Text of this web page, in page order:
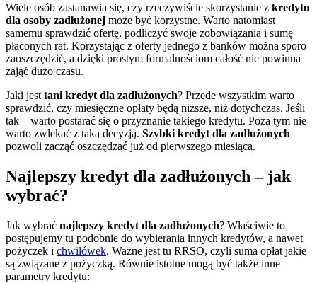
Wiele osób zastanawia się, czy rzeczywiście skorzystanie z kredytu
dla osoby zadłużonej może być korzystne. Warto natomiast
samemu sprawdzić ofertę, podliczyć swoje zobowiązania i sumę
płaconych rat. Korzystając z oferty jednego z banków można sporo
zaoszczędzić, a dzięki prostym formalnościom całość nie powinna
zająć dużo czasu.
Jaki jest tani kredyt dla zadłużonych? Przede wszystkim warto
sprawdzić, czy miesięczne opłaty będą niższe, niż dotychczas. Jeśli
tak – warto postarać się o przyznanie takiego kredytu. Poza tym nie
warto zwlekać z taką decyzją. Szybki kredyt dla zadłużonych
pozwoli zacząć oszczędzać już od pierwszego miesiąca.
Najlepszy kredyt dla zadłużonych – jak
wybrać?
Jak wybrać najlepszy kredyt dla zadłużonych? Właściwie to
postępujemy tu podobnie do wybierania innych kredytów, a nawet
pożyczek i chwilówek. Ważne jest tu RRSO, czyli suma opłat jakie
są związane z pożyczką. Równie istotne mogą być także inne
parametry kredytu: